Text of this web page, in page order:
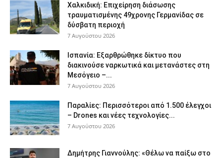
Χαλκιδική: Επιχείρηση διάσωσης
τραυματισμένης 49χρονης Γερμανίδας σε
δύσβατη περιοχή
7 Αυγούστου 2026
Ισπανία: Εξαρθρώθηκε δίκτυο που
διακινούσε ναρκωτικά και μετανάστες στη
Μεσόγειο –...
7 Αυγούστου 2026
Παραλίες: Περισσότεροι από 1.500 έλεγχοι
– Drones και νέες τεχνολογίες...
7 Αυγούστου 2026
Δημήτρης Γιαννούλης: «Θέλω να παίξω στο